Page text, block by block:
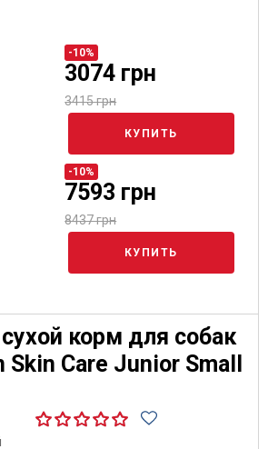
-10%
3074 грн
3415 грн
КУПИТЬ
-10%
7593 грн
8437 грн
КУПИТЬ
корм для собак
Skin Care Junior Small